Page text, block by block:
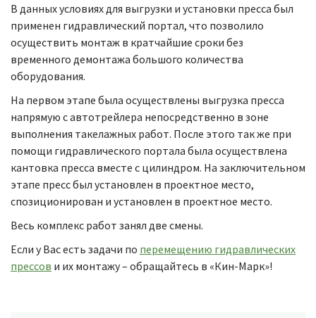
В данных условиях для выгрузки и установки пресса был
применен гидравлический портал, что позволило
осуществить монтаж в кратчайшие сроки без
временного демонтажа большого количества
оборудования.
На первом этапе была осуществлены выгрузка пресса
напрямую с автотрейлера непосредственно в зоне
выполнения такелажных работ. После этого так же при
помощи гидравлического портала была осуществлена
кантовка пресса вместе с цилиндром. На заключительном
этапе пресс был установлен в проектное место,
спозиционирован и установлен в проектное место.
Весь комплекс работ занял две смены.
Если у Вас есть задачи по перемещению гидравлических
прессов и их монтажу – обращайтесь в «Кин-Марк»!